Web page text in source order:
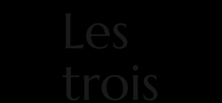
Les
trois